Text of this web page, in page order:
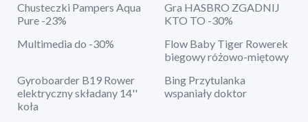
Chusteczki Pampers Aqua
Pure -23%
Gra HASBRO ZGADNIJ
KTO TO -30%
Multimedia do -30%
Flow Baby Tiger Rowerek
biegowy różowo-miętowy
Gyroboarder B19 Rower
elektryczny składany 14''
koła
Bing Przytulanka
wspaniały doktor